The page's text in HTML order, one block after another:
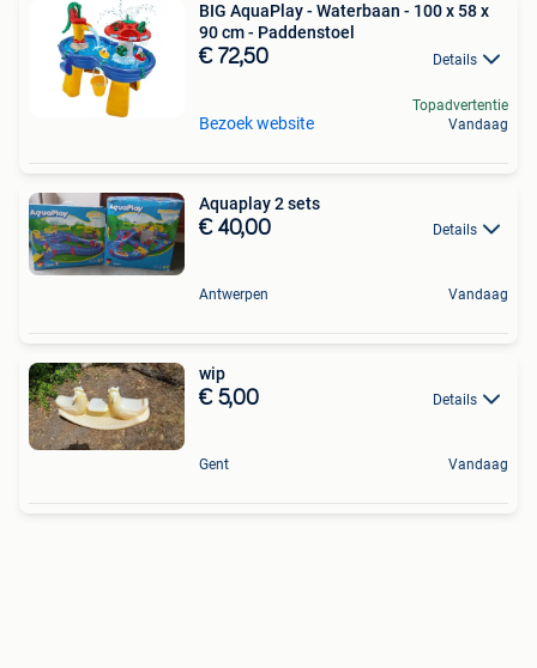
BIG AquaPlay - Waterbaan - 100 x 58 x
90 cm - Paddenstoel
€ 72,50 Details
Bezoek website
Topadvertentie
Vandaag
Aquaplay 2 sets
€ 40,00 Details
Antwerpen Vandaag
wip
€ 5,00 Details
Gent Vandaag